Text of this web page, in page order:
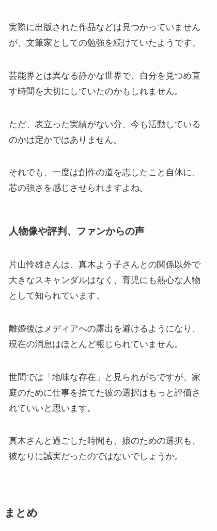
実際に出版された作品などは見つかっていません
が、文筆家としての勉強を続けていたようです。
芸能界とは異なる静かな世界で、自分を見つめ直
す時間を大切にしていたのかもしれません。
ただ、表立った実績がない分、今も活動している
のかは定かではありません。
それでも、一度は創作の道を志したこと自体に、
芯の強さを感じさせられますよね。
人物像や評判、ファンからの声
片山怜雄さんは、真木よう子さんとの関係以外で
大きなスキャンダルはなく、育児にも熱心な人物
として知られています。
離婚後はメディアへの露出を避けるようになり、
現在の消息はほとんど報じられていません。
世間では「地味な存在」と見られがちですが、家
庭のために仕事を捨てた彼の選択はもっと評価さ
れていいと思います。
真木さんと過ごした時間も、娘のための選択も、
彼なりに誠実だったのではないでしょうか。
まとめ